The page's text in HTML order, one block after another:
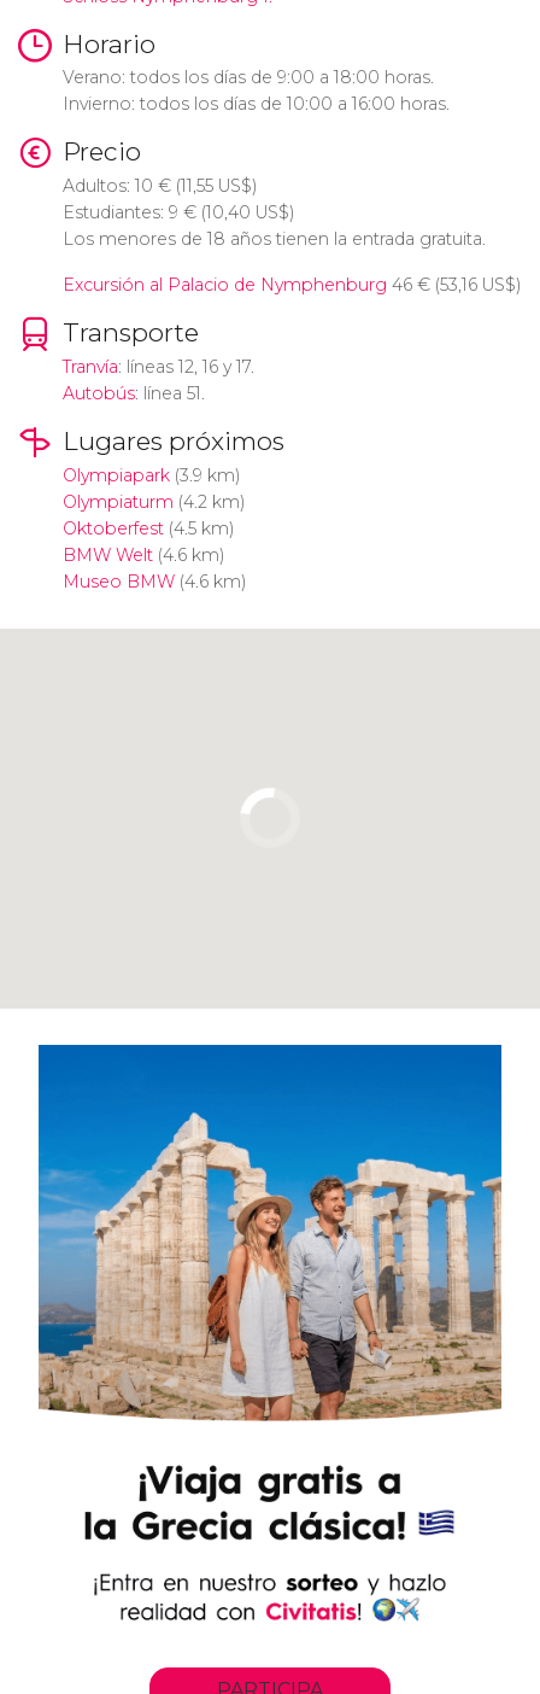
Horario
Verano: todos los días de 9:00 a 18:00 horas.
Invierno: todos los días de 10:00 a 16:00 horas.
Precio
Adultos: 10 €(11,55 US$)
Estudiantes: 9 €(10,40 US$)
Los menores de 18 años tienen la entrada gratuita.
Excursión al Palacio de Nymphenburg 46 €(53,16 US$)
Transporte
Tranvía: líneas 12, 16 y 17.
Autobús: línea 51.
Lugares próximos
Olympiapark(3.9 km)
Olympiaturm (4.2 km)
Oktoberfest(4.5 km)
BMW Welt(4.6 km)
Museo BMW(4.6 km)